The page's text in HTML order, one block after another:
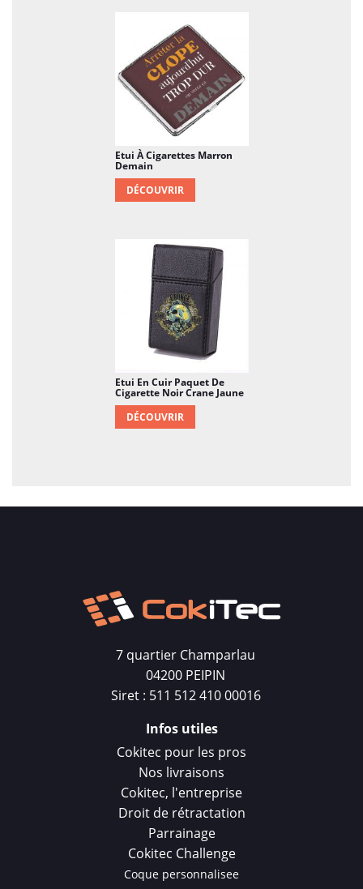
Etui À Cigarettes Marron
Demain
DÉCOUVRIR
Etui En Cuir Paquet De
Cigarette Noir Crane Jaune
DÉCOUVRIR
7 quartier Champarlau
04200 PEIPIN
Siret : 511 512 410 00016
Infos utiles
Cokitec pour les pros
Nos livraisons
Cokitec, l'entreprise
Droit de rétractation
Parrainage
Cokitec Challenge
Coque personnalisee